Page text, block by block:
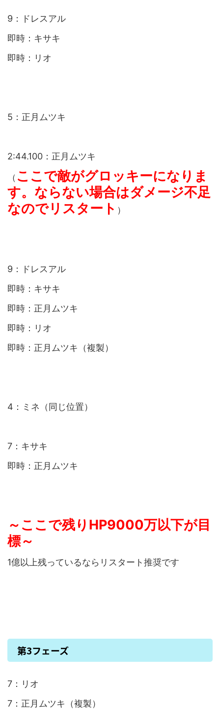
9：ドレスアル
即時：キサキ
即時：リオ
5：正月ムツキ
2:44.100：正月ムツキ
（ ここで敵がグロッキーになりま
す。ならない場合はダメージ不足
なのでリスタート ）
9：ドレスアル
即時：キサキ
即時：正月ムツキ
即時：リオ
即時：正月ムツキ（複製）
4：ミネ（同じ位置）
7：キサキ
即時：正月ムツキ
～ここで残りHP9000万以下が目
標～
1億以上残っているならリスタート推奨です
第3フェーズ
7：リオ
7：正月ムツキ（複製）